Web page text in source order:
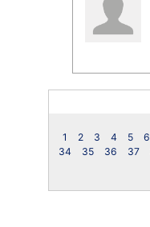
1 2 3 4 5 6
34
35 36 37